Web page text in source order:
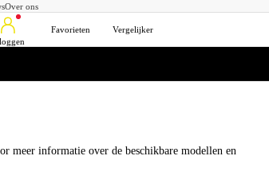
Over ons
Favorieten Vergelijker
meer informatie over de beschikbare modellen en